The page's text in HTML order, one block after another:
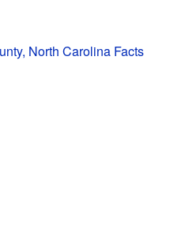
North Carolina Facts